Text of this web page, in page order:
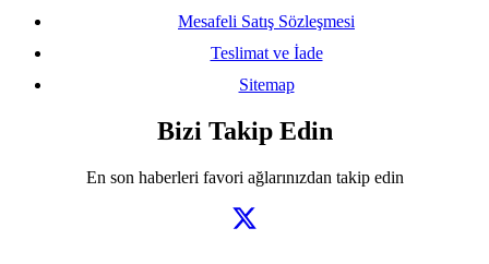
Mesafeli Satış Sözleşmesi
Teslimat ve İade
Sitemap
Bizi Takip Edin
En son haberleri favori ağlarınızdan takip edin